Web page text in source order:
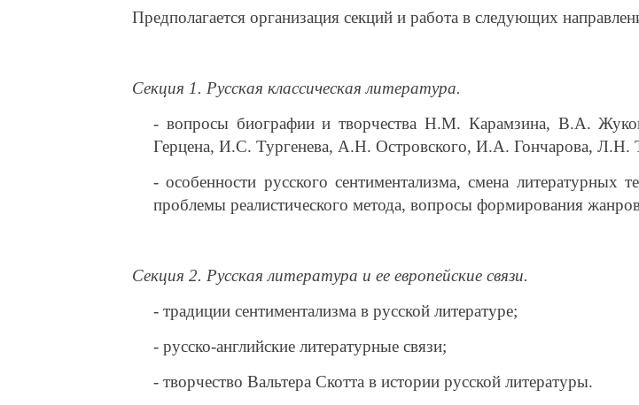
Предполагается организация секций и работа в следующих
Секция 1.Русская классическая литература.
- вопросы биографии и творчества Н.М. Карамзина, В.А.
Герцена, И.С. Тургенева, А.Н. Островского, И.А. Гончарова,
- особенности русского сентиментализма, смена литературных
проблемы реалистического метода, вопросы формирования
Секция 2.Русская литература и ее европейские связи.
- традиции сентиментализма в русской литературе;
- русско-английские литературные связи;
- творчество Вальтера Скотта в истории русской литературы.